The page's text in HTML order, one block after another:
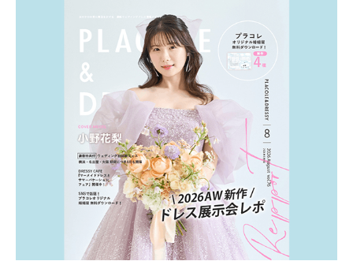
一番お得？」「プラコレの特典は？」といった疑問も
解決します。 まずは診断で候補を絞れる「ウェディ
ング診断」か、体験型 […]続きを読む